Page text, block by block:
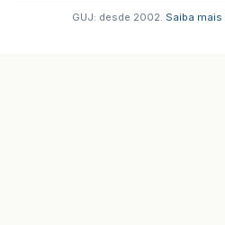
GUJ: desde 2002. Saiba mais